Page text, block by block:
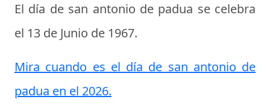
El día de san antonio de padua se celebra
el 13 de Junio de 1967.
Mira cuando es el día de san antonio de
padua en el 2026.